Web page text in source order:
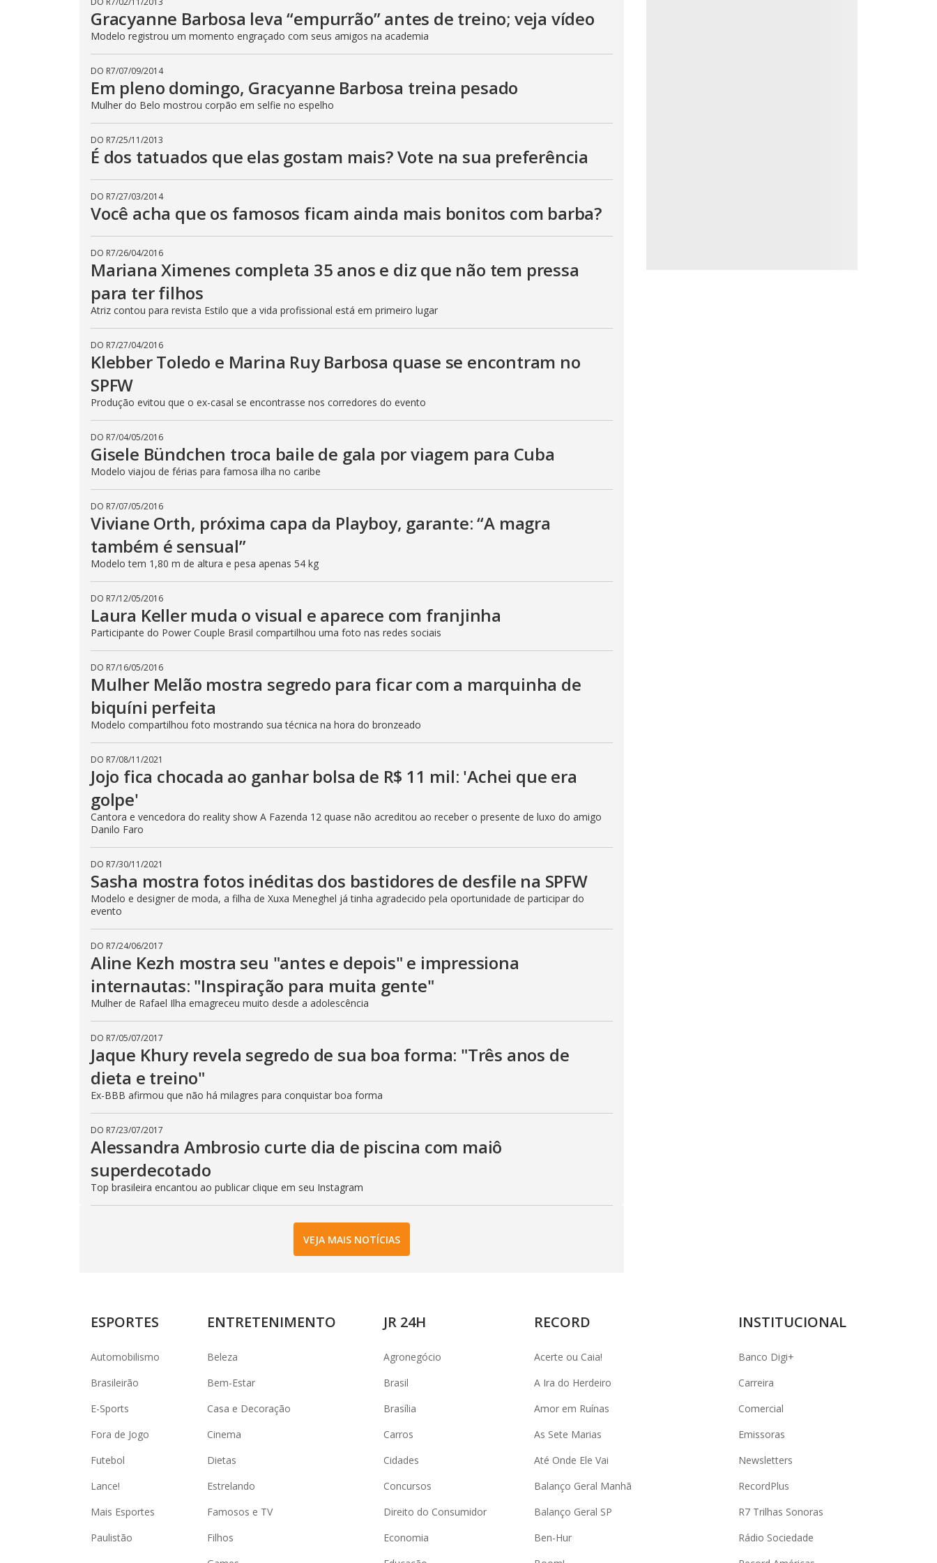
V
i
d
e
o
Gracyanne Barbosa leva “empurrão” antes de treino; veja vídeo
Modelo registrou um momento engraçado com seus amigos na academia
DO R7/07/09/2014
Em pleno domingo, Gracyanne Barbosa treina pesado
Mulher do Belo mostrou corpão em selfie no espelho
DO R7/25/11/2013
É dos tatuados que elas gostam mais? Vote na sua preferência
DO R7/27/03/2014
Você acha que os famosos ficam ainda mais bonitos com barba?
DO R7/26/04/2016
Mariana Ximenes completa 35 anos e diz que não tem pressa
para ter filhos
Atriz contou para revista Estilo que a vida profissional está em primeiro lugar
DO R7/27/04/2016
Klebber Toledo e Marina Ruy Barbosa quase se encontram no
SPFW
Produção evitou que o ex-casal se encontrasse nos corredores do evento
DO R7/04/05/2016
Gisele Bündchen troca baile de gala por viagem para Cuba
Modelo viajou de férias para famosa ilha no caribe
DO R7/07/05/2016
Viviane Orth, próxima capa da Playboy, garante: “A magra
também é sensual”
Modelo tem 1,80 m de altura e pesa apenas 54 kg
DO R7/12/05/2016
Laura Keller muda o visual e aparece com franjinha
Participante do Power Couple Brasil compartilhou uma foto nas redes sociais
DO R7/16/05/2016
Mulher Melão mostra segredo para ficar com a marquinha de
biquíni perfeita
Modelo compartilhou foto mostrando sua técnica na hora do bronzeado
DO R7/08/11/2021
Jojo fica chocada ao ganhar bolsa de R$ 11 mil: 'Achei que era
golpe'
Cantora e vencedora do reality show A Fazenda 12 quase não acreditou ao receber o presente de luxo do amigo
Danilo Faro
DO R7/30/11/2021
Sasha mostra fotos inéditas dos bastidores de desfile na SPFW
Modelo e designer de moda, a filha de Xuxa Meneghel já tinha agradecido pela oportunidade de participar do
evento
DO R7/24/06/2017
Aline Kezh mostra seu "antes e depois" e impressiona
internautas: "Inspiração para muita gente"
Mulher de Rafael Ilha emagreceu muito desde a adolescência
DO R7/05/07/2017
Jaque Khury revela segredo de sua boa forma: "Três anos de
dieta e treino"
Ex-BBB afirmou que não há milagres para conquistar boa forma
DO R7/23/07/2017
Alessandra Ambrosio curte dia de piscina com maiô
superdecotado
Top brasileira encantou ao publicar clique em seu Instagram
VEJA MAIS NOTÍCIAS
ESPORTES
Automobilismo
Brasileirão
E-Sports
Fora de Jogo
Futebol
Lance!
Mais Esportes
Paulistão
ENTRETENIMENTO
Beleza
Bem-Estar
Casa e Decoração
Cinema
Dietas
Estrelando
Famosos e TV
Filhos
JR 24H
Agronegócio
Brasil
Brasília
Carros
Cidades
Concursos
Direito do Consumidor
Economia
RECORD
Acerte ou Caia!
A Ira do Herdeiro
Amor em Ruínas
As Sete Marias
Até Onde Ele Vai
Balanço Geral Manhã
Balanço Geral SP
Ben-Hur
INSTITUCIONAL
Banco Digi+
Carreira
Comercial
Emissoras
Newsletters
RecordPlus
R7 Trilhas Sonoras
Rádio Sociedade